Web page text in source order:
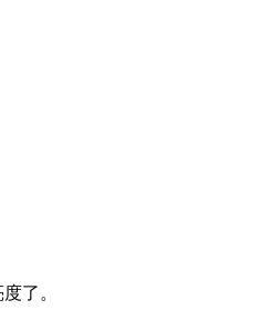
了。